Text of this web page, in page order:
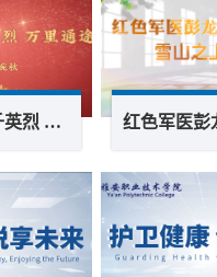
四年 两路 三千英烈 万里通途